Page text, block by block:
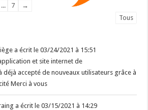
... 7
→
Tous
a écrit le 03/24/2021 à 15:51
et site internet de
à déjà accepté de nouveaux utilisateurs grâce à
Merci à vous
a écrit le 03/15/2021 à 14:29